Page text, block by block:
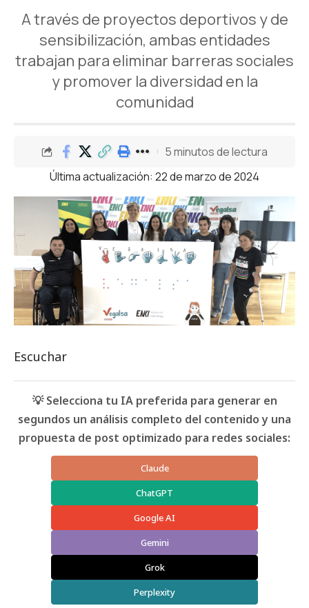
A través de proyectos deportivos y de
sensibilización, ambas entidades
trabajan para eliminar barreras sociales
y promover la diversidad en la
comunidad
Última actualización: 22 de marzo de 2024
5 minutos de lectura
Escuchar
💡 Selecciona tu IA preferida para generar en
segundos un análisis completo del contenido y una
propuesta de post optimizado para redes sociales:
Claude
ChatGPT
Google AI
Gemini
Grok
Perplexity